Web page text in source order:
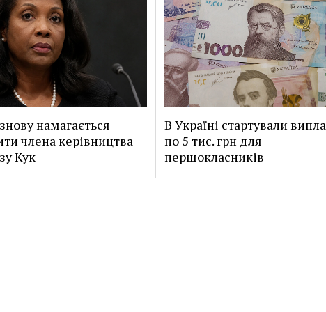
намагається
члена керівництва
Кук
В Україні стартували
по 5 тис. грн для
першокласників